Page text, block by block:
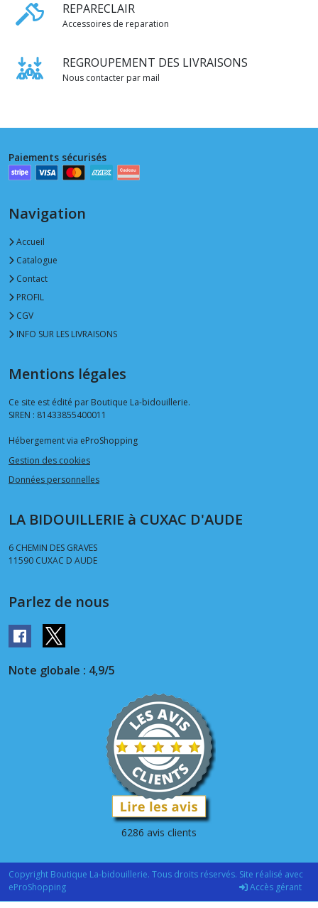
REPARECLAIR
Accessoires de reparation
REGROUPEMENT DES LIVRAISONS
Nous contacter par mail
Paiements sécurisés
Navigation
Accueil
Catalogue
Contact
PROFIL
CGV
INFO SUR LES LIVRAISONS
Mentions légales
Ce site est édité par Boutique La-bidouillerie.
SIREN : 81433855400011
Hébergement via eProShopping
Gestion des cookies
Données personnelles
LA BIDOUILLERIE à CUXAC D'AUDE
6 CHEMIN DES GRAVES
11590 CUXAC D AUDE
Parlez de nous
Note globale : 4,9/5
6286 avis clients
Copyright Boutique La-bidouillerie. Tous droits réservés. Site réalisé avec
eProShopping
Accès gérant